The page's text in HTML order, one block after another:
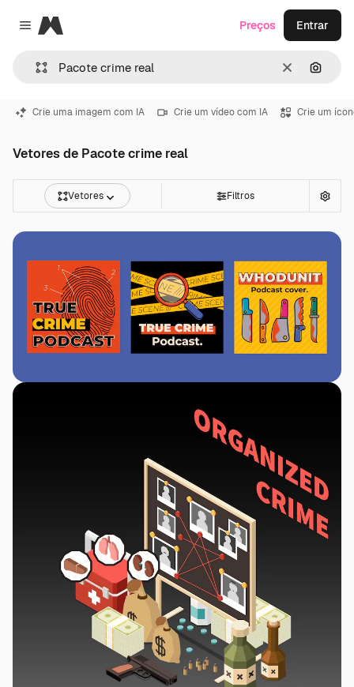
Close menu
Magnific
Limpar
Preços Entrar
Crie uma imagem com IA Crie um vídeo com IA Crie um
Vetores de Pacote crime real
Vetores Filtros